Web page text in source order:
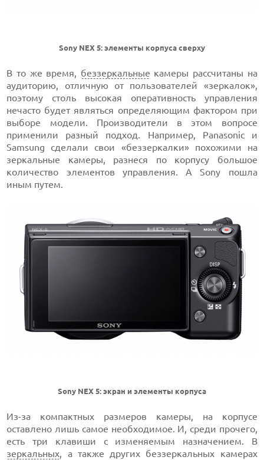
Sony NEX 5: элементы корпуса сверху
В то же время, беззеркальные камеры рассчитаны на
аудиторию, отличную от пользователей «зеркалок»,
поэтому столь высокая оперативность управления
нечасто будет являться определяющим фактором при
выборе модели. Производители в этом вопросе
применили разный подход. Например, Panasonic и
Samsung сделали свои «беззеркалки» похожими на
зеркальные камеры, разнеся по корпусу большое
количество элементов управления. А Sony пошла
иным путем.
Sony NEX 5: экран и элементы корпуса
Из-за компактных размеров камеры, на корпусе
оставлено лишь самое необходимое. И, среди прочего,
есть три клавиши с изменяемым назначением. В
зеркальных, а также других беззеркальных камерах